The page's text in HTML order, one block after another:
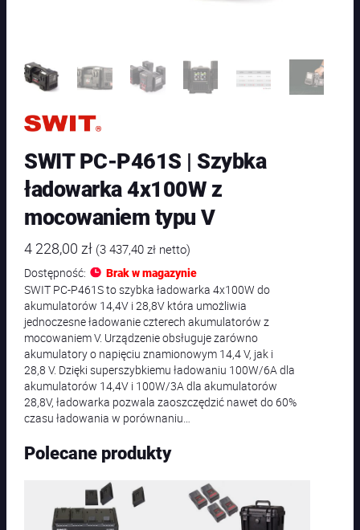
SWIT PC-P461S | Szybka
ładowarka 4x100W z
mocowaniem typu V
4 228,00zł (3 437,40zł netto)
Dostępność:
Brak w magazynie
SWIT PC-P461S to szybka ładowarka 4x100W do
akumulatorów 14,4V i 28,8V która umożliwia
jednoczesne ładowanie czterech akumulatorów z
mocowaniem V. Urządzenie obsługuje zarówno
akumulatory o napięciu znamionowym 14,4 V, jak i
28,8 V. Dzięki superszybkiemu ładowaniu 100W/6A dla
akumulatorów 14,4V i 100W/3A dla akumulatorów
28,8V, ładowarka pozwala zaoszczędzić nawet do 60%
czasu ładowania w porównaniu…
Polecane produkty